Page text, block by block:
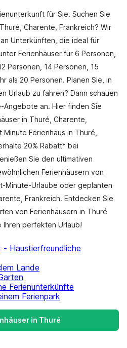
für Sie. Suchen Sie
Charente, Frankreich? Wir
Unterkünften, die ideal für
Ferienhäuser für 6 Personen,
Personen, 14 Personen, 15
als 20 Personen. Planen Sie, in
Urlaub zu fahren? Dann schauen
Angebote an. Hier finden Sie
in Thuré, Charente,
Ferienhaus in Thuré,
20% Rabatt* bei
Sie den ultimativen
Ferienhäusern von
Minute-Urlaube oder geplanten
Frankreich. Entdecken Sie
von Ferienhäusern in Thuré
Ihren perfekten Urlaub!
- Haustierfreundliche
Lande
Ferienunterkünfte
Ferienpark
in Thuré